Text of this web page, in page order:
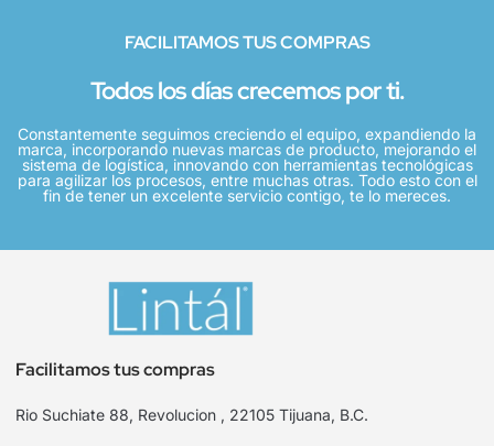
FACILITAMOS TUS COMPRAS
Todos los días crecemos por ti.
Constantemente seguimos creciendo el equipo, expandiendo la
marca, incorporando nuevas marcas de producto, mejorando el
sistema de logística, innovando con herramientas tecnológicas
para agilizar los procesos, entre muchas otras. Todo esto con el
fin de tener un excelente servicio contigo, te lo mereces.
Facilitamos tus compras
Rio Suchiate 88, Revolucion , 22105 Tijuana, B.C.